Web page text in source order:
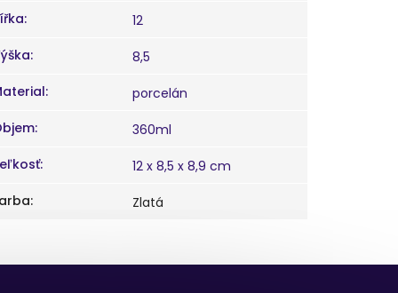
:
12
:
8,5
:
porcelán
:
360ml
:
12 x 8,5 x 8,9 cm
: Zlatá